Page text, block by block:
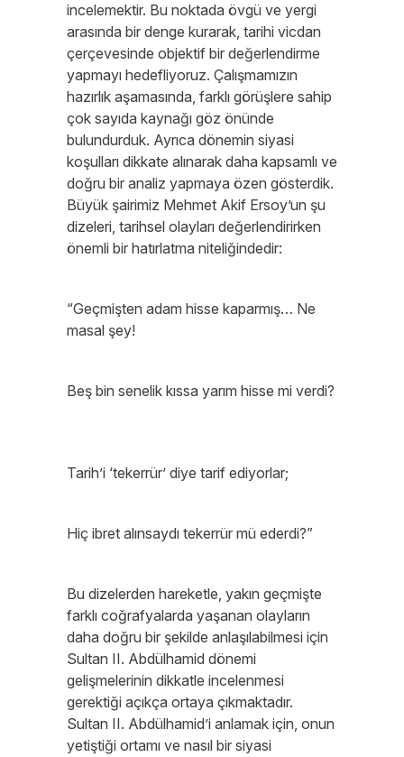
incelemektir. Bu noktada övgü ve yergi
arasında bir denge kurarak, tarihi vicdan
çerçevesinde objektif bir değerlendirme
yapmayı hedefliyoruz. Çalışmamızın
hazırlık aşamasında, farklı görüşlere sahip
çok sayıda kaynağı göz önünde
bulundurduk. Ayrıca dönemin siyasi
koşulları dikkate alınarak daha kapsamlı ve
doğru bir analiz yapmaya özen gösterdik.
Büyük şairimiz Mehmet Akif Ersoy’un şu
dizeleri, tarihsel olayları değerlendirirken
önemli bir hatırlatma niteliğindedir:
“Geçmişten adam hisse kaparmış… Ne
masal şey!
Beş bin senelik kıssa yarım hisse mi verdi?
Tarih’i ‘tekerrür’ diye tarif ediyorlar;
Hiç ibret alınsaydı tekerrür mü ederdi?”
Bu dizelerden hareketle, yakın geçmişte
farklı coğrafyalarda yaşanan olayların
daha doğru bir şekilde anlaşılabilmesi için
Sultan II. Abdülhamid dönemi
gelişmelerinin dikkatle incelenmesi
gerektiği açıkça ortaya çıkmaktadır.
Sultan II. Abdülhamid’i anlamak için, onun
yetiştiği ortamı ve nasıl bir siyasi